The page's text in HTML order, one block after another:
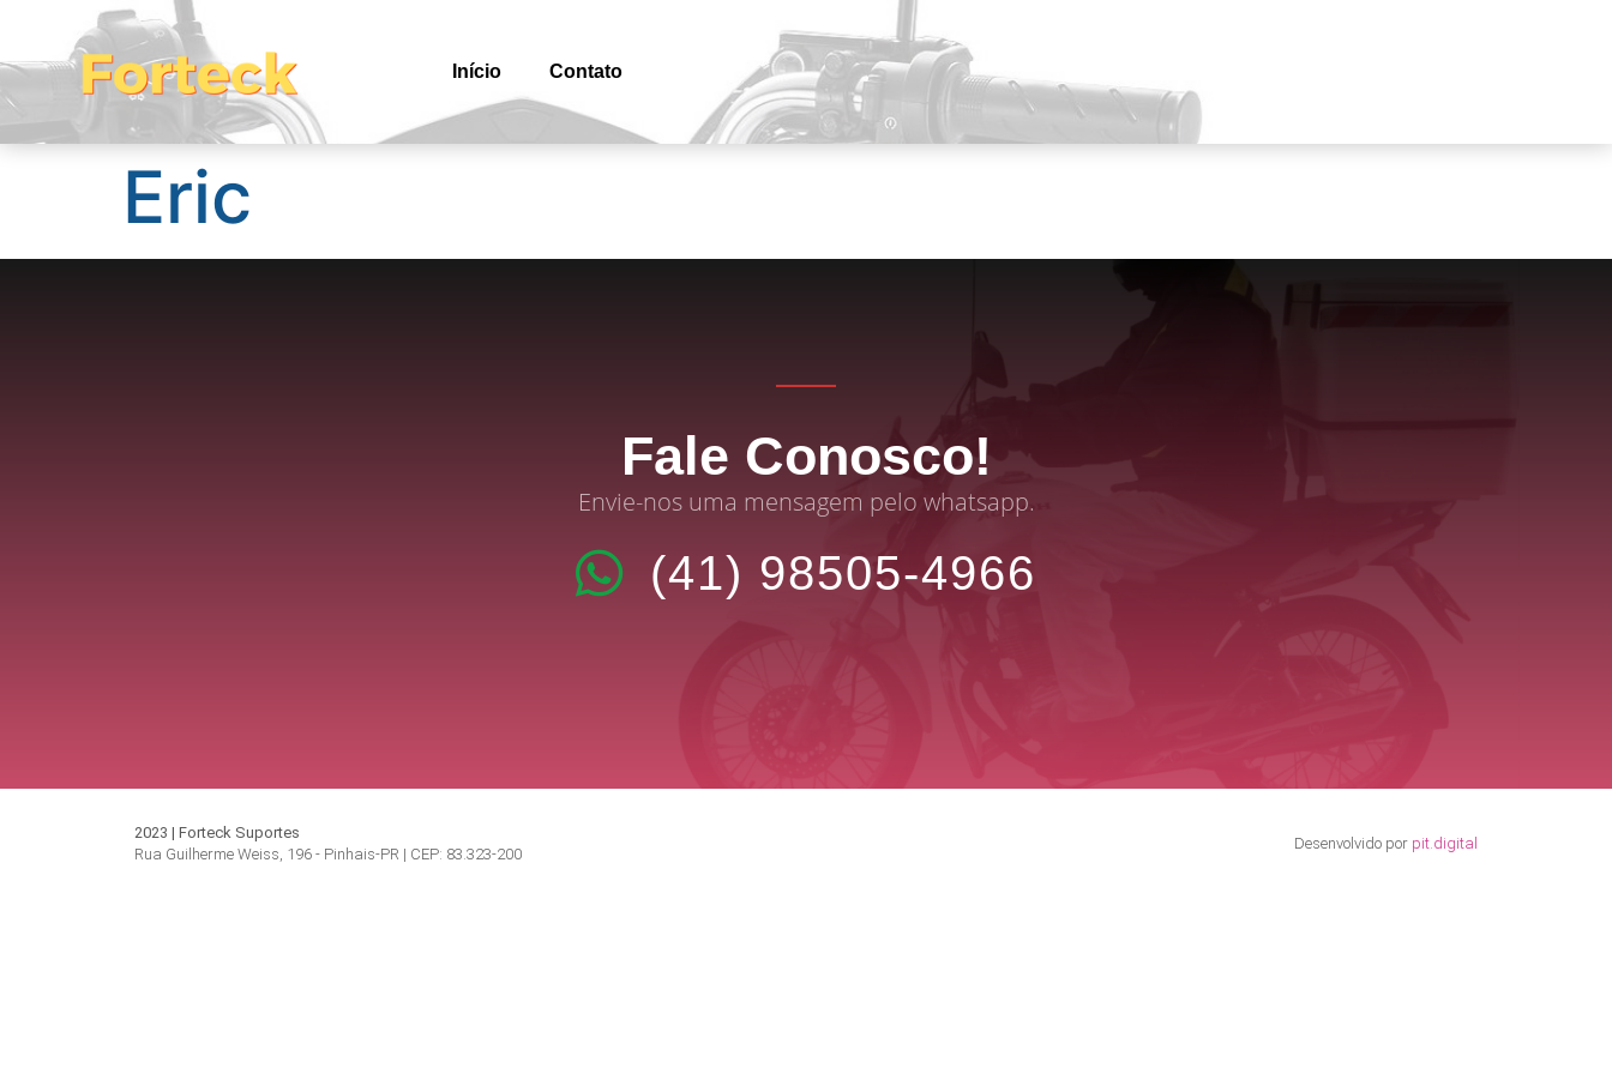
Início Contato
Eric
Fale Conosco!
Envie-nos uma mensagem pelo whatsapp.
(41) 98505-4966
2023 | Forteck Suportes
Rua Guilherme Weiss, 196 - Pinhais-PR | CEP: 83.323-200
Desenvolvido por pit.digital